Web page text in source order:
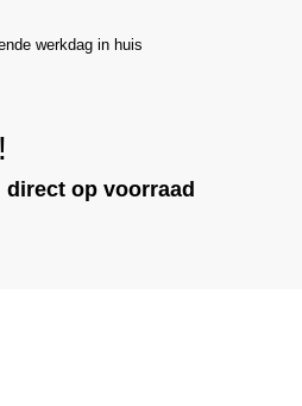
werkdag in huis
direct op voorraad